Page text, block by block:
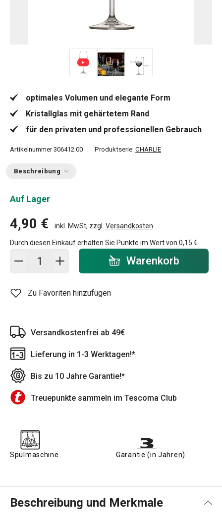
optimales Volumen und elegante Form
Kristallglas mit gehärtetem Rand
für den privaten und professionellen Gebrauch
Artikelnummer 306412.00 Produktserie: CHARLIE
Beschreibung
Auf Lager
4,90 € inkl. MwSt, zzgl. Versandkosten
Durch diesen Einkauf erhalten Sie Punkte im Wert von 0,15 €
In den Warenkorb - Menge Warenkorb
Zu Favoriten hinzufügen
Versandkostenfrei ab 49€
Lieferung in 1-3 Werktagen!*
Bis zu 10 Jahre Garantie!*
Treuepunkte sammeln im Tescoma Club
Spülmaschine Garantie (in Jahren)
Beschreibung und Merkmale